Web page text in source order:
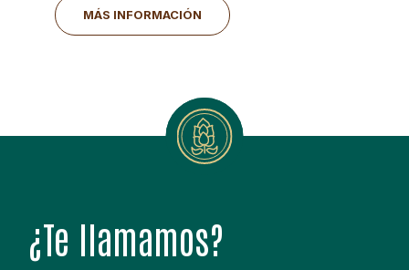
MÁS INFORMACIÓN
¿Te llamamos?